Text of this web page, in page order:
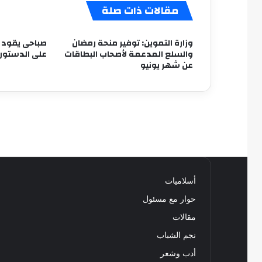
مقالات ذات صلة
وزارة التموين: توفير منحة رمضان
والسلع المدعمة لأصحاب البطاقات
عن شهر يونيو
صباحى يقود
على الدستور
أسلاميات
حوار مع مسئول
مقالات
نجم الشباب
أدب وشعر